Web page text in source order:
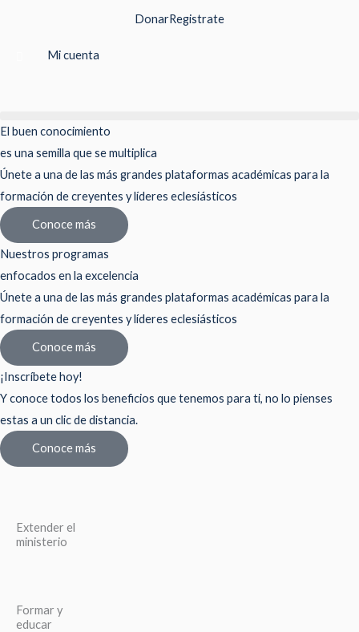
contenido
DonarRegistrate
Mi cuenta
El buen conocimiento
es una semilla que se multiplica
Únete a una de las más grandes plataformas académicas para la
formación de creyentes y líderes eclesiásticos
Conoce más
Nuestros programas
enfocados en la excelencia
Únete a una de las más grandes plataformas académicas para la
formación de creyentes y líderes eclesiásticos
Conoce más
¡Inscríbete hoy!
Y conoce todos los beneficios que tenemos para ti, no lo pienses
estas a un clic de distancia.
Conoce más
Extender el
ministerio
Formar y
educar